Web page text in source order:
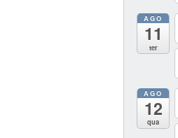
AGO
11
ter
AGO
12
qua